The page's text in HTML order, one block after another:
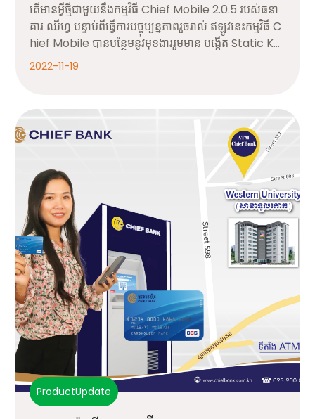
តើមានអ្វីថ្មីជាមួយនឹងកម្មវិធី Chief Mobile 2.0.5 របស់ធនា
គារ ឈីហ្វ បន្ទាប់ពីធ្វើការបច្ចុប្បន្នភាពរួចរាល់ ឥឡូវនេះកម្មវិធី C
hief Mobile បានបន្ថែមនូវមុខងាររួមមាន បង្កើត Static KH
QR ជាដុល្លារ និងរៀល បង្កើត Dynamic KHQR ដែលអនុ
2022-11-19
ProductUpdate